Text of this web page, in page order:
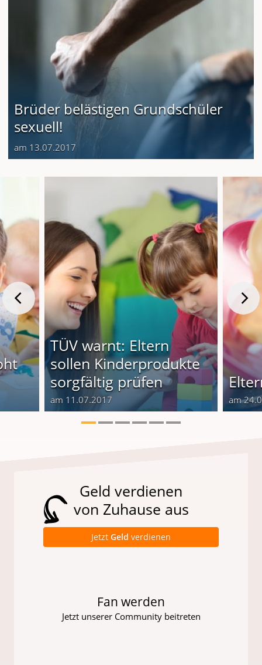
Brüder belästigen Grundschüler
sexuell!
am 13.07.2017
TÜV warnt: Eltern
sollen Kinderprodukte
sorgfältig prüfen
am 11.07.2017 am
Geld verdienen
von Zuhause aus
Jetzt Geld verdienen
Fan werden
Jetzt unserer Community beitreten